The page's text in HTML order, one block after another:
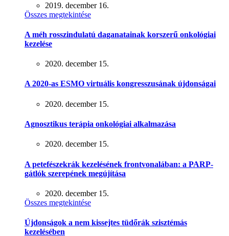
2019. december 16.
Összes megtekintése
A méh rosszindulatú daganatainak korszerű onkológiai
kezelése
2020. december 15.
A 2020-as ESMO virtuális kongresszusának újdonságai
2020. december 15.
Agnosztikus terápia onkológiai alkalmazása
2020. december 15.
A petefészekrák kezelésének frontvonalában: a PARP-
gátlók szerepének megújítása
2020. december 15.
Összes megtekintése
Újdonságok a nem kissejtes tüdőrák szisztémás
kezelésében